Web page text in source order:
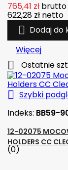
765,41 zł brutto
622,28 zł netto
 Dodaj do
Więcej
 Ostatnie
 Szybki
Indeks: BB59-
12-02075
HOLDERS CC
(0)